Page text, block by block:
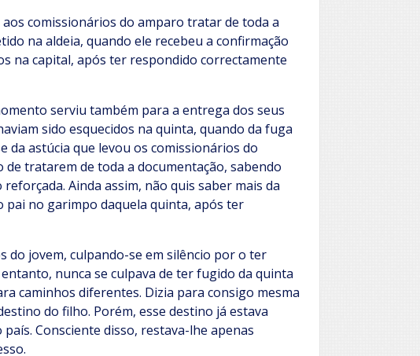
comissionários do amparo tratar de toda a
na aldeia, quando ele recebeu a confirmação
na capital, após ter respondido correctamente
serviu também para a entrega dos seus
sido esquecidos na quinta, quando da fuga
da astúcia que levou os comissionários do
tratarem de toda a documentação, sabendo
Ainda assim, não quis saber mais da
pai no garimpo daquela quinta, após ter
do jovem, culpando-se em silêncio por o ter
nunca se culpava de ter fugido da quinta
caminhos diferentes. Dizia para consigo mesma
do filho. Porém, esse destino já estava
Consciente disso, restava-lhe apenas